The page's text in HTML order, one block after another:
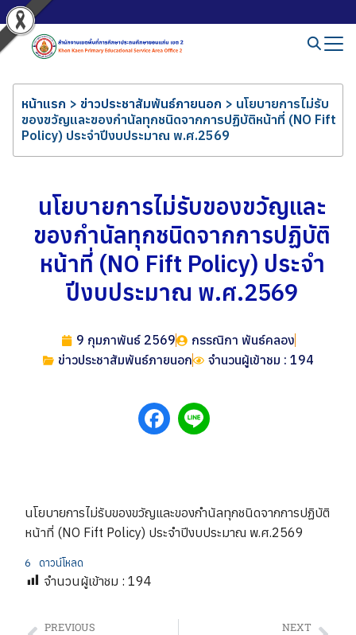
หน้าแรก > ข่าวประชาสัมพันธ์ภายนอก > นโยบายการไม่รับ
ของขวัญและของกำนัลทุกชนิดจากการปฏิบัติหน้าที่ (NO Fift
Policy) ประจำปีงบประมาณ พ.ศ.2569
นโยบายการไม่รับของขวัญและ
ของกำนัลทุกชนิดจากการปฏิบัติ
หน้าที่ (NO Fift Policy) ประจำ
ปีงบประมาณ พ.ศ.2569
9 กุมภาพันธ์ 2569
กรรณิกา พันธ์คลอง
ข่าวประชาสัมพันธ์ภายนอก
จำนวนผู้เข้าชม : 194
นโยบายการไม่รับของขวัญและของกำนัลทุกชนิดจากการปฏิบัติ
หน้าที่ (NO Fift Policy) ประจำปีงบประมาณ พ.ศ.2569
6 ดาวน์โหลด
จำนวนผู้เข้าชม : 194
PREVIOUS NEXT